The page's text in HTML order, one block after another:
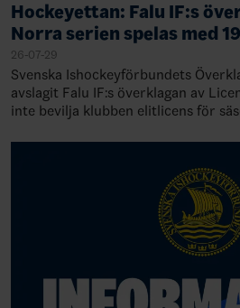
Hockeyettan: Falu IF:s
Norra serien spelas med
26-07-29
Svenska Ishockeyförbundets
avslagit Falu IF:s överklagan av
inte bevilja klubben elitlicens för